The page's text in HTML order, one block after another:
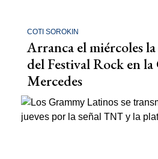
COTI SOROKIN
Arranca el miércoles
del Festival Rock en la
Mercedes